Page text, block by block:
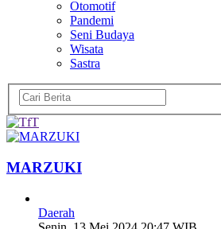
Otomotif
Pandemi
Seni Budaya
Wisata
Sastra
MARZUKI
Daerah